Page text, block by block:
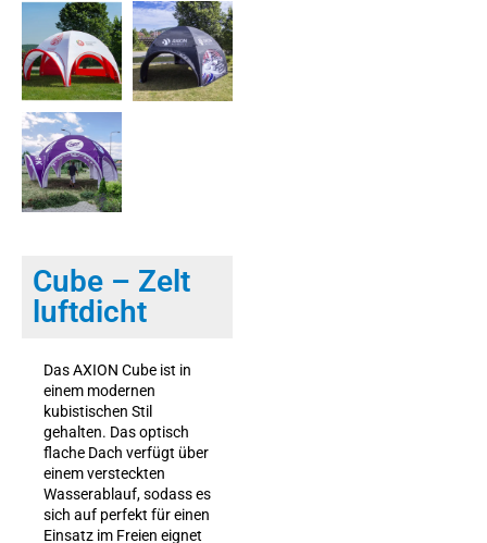
Cube – Zelt
luftdicht
Das AXION Cube ist in
einem modernen
kubistischen Stil
gehalten. Das optisch
flache Dach verfügt über
einem versteckten
Wasserablauf, sodass es
sich auf perfekt für einen
Einsatz im Freien eignet